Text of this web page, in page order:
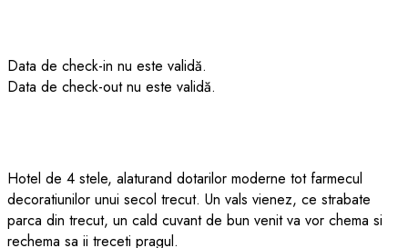
Data de check-in nu este validă.
Data de check-out nu este validă.
Hotel de 4 stele, alaturand dotarilor moderne tot farmecul
decoratiunilor unui secol trecut. Un vals vienez, ce strabate
parca din trecut, un cald cuvant de bun venit va vor chema si
rechema sa ii treceti pragul.